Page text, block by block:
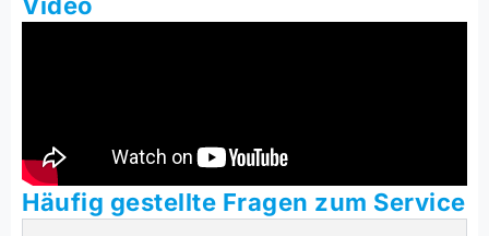
Video
Häufig gestellte Fragen zum Service